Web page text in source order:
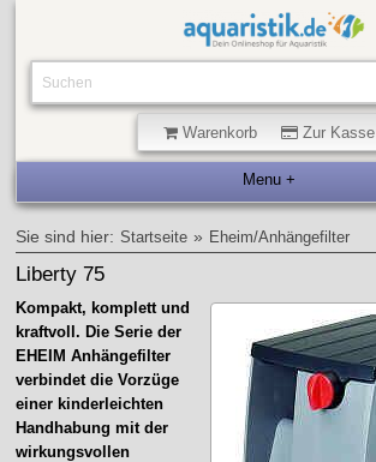
Warenkorb Zur Kasse
Sie sind hier: Startseite » Eheim/Anhängefilter
Liberty 75
Kompakt, komplett und
kraftvoll. Die Serie der
EHEIM Anhängefilter
verbindet die Vorzüge
einer kinderleichten
Handhabung mit der
wirkungsvollen